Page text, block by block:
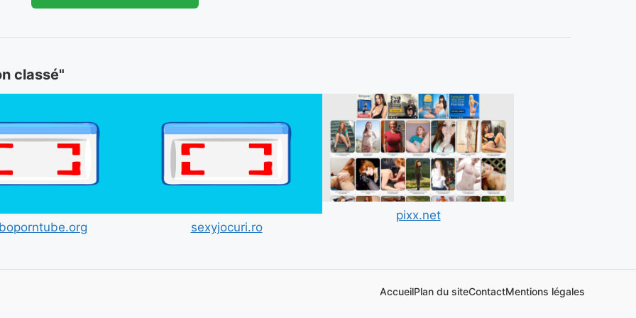
classé"
sexyjocuri.ro
pixx.net
AccueilPlan du siteContactMentions légales